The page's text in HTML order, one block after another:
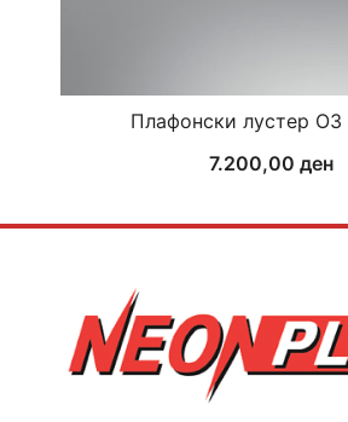
Плафонски лустер ОЗ
7.200,00 ден